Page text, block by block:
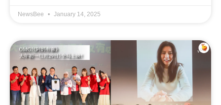
NewsBee January 14, 2025